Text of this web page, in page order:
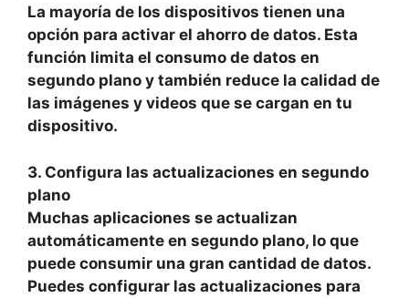
La mayoría de los dispositivos tienen una
opción para activar el ahorro de datos. Esta
función limita el consumo de datos en
segundo plano y también reduce la calidad de
las imágenes y videos que se cargan en tu
dispositivo.
3. Configura las actualizaciones en segundo
plano
Muchas aplicaciones se actualizan
automáticamente en segundo plano, lo que
puede consumir una gran cantidad de datos.
Puedes configurar las actualizaciones para